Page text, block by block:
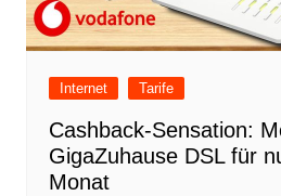
Internet Tarife
Cashback-Sensation:
GigaZuhause DSL für
Monat